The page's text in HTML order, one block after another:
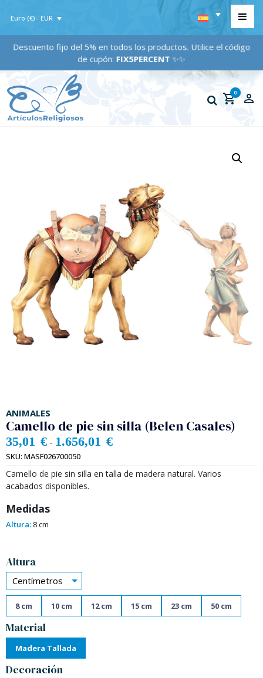
Euro (€) - EUR
Descuento fijo del 5% en todos los productos. Utilice el código
de cupón:FIX5PERCENT✨✨
0
ANIMALES
Camello de pie sin silla (Belen Casales)
35,01 € - 1.656,01 €
SKU: MASF026700050
Camello de pie sin silla en talla de madera natural. Varios
acabados disponibles.
Medidas
Altura: 8 cm
Altura
Centímetros
8 cm 10 cm 12 cm 15 cm 23 cm 50 cm
Material
Madera Tallada
Decoración